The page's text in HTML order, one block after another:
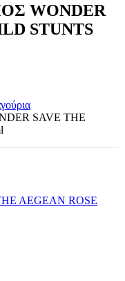
WONDER
STUNTS
SAVE THE